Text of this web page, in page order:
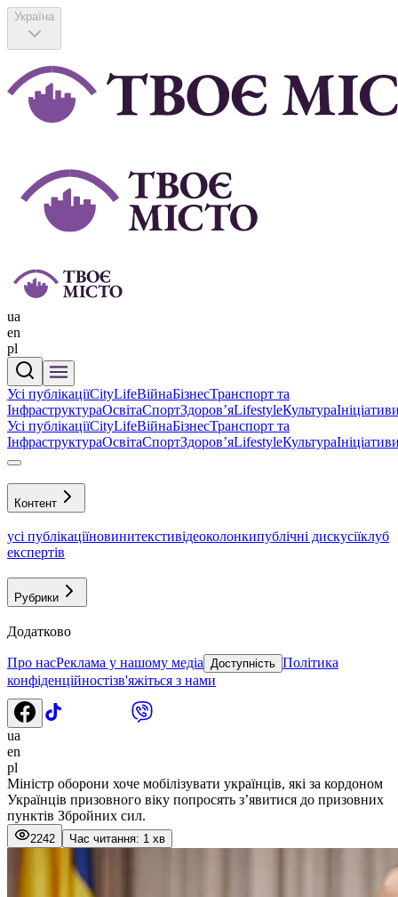
Україна
ua
en
pl
Усі публікаціїCityLifeВійнаБізнесТранспорт та
ІнфраструктураОсвітаСпортЗдоровʼяLifestyleКультура
Усі публікаціїCityLifeВійнаБізнесТранспорт та
ІнфраструктураОсвітаСпортЗдоровʼяLifestyleКультура
Контент
усі публікаціїновинитекстивідеоколонкипублічні дискусіїклуб
експертів
Рубрики
Додатково
Про насРеклама у нашому медіа Доступність Політика
конфіденційностізв'яжіться з нами
ua
en
pl
Міністр оборони хоче мобілізувати українців, які за кордоном
Українців призовного віку попросять з’явитися до призовних
пунктів Збройних сил.
2242 Час читання: 1 хв